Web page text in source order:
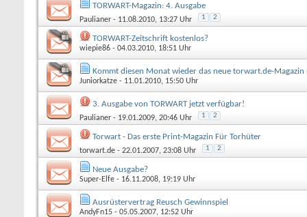
TORWART-Magazin: 4. Ausgabe
Paulianer - 11.08.2010, 13:27 Uhr 1 2
TORWART-Zeitschrift kostenlos?
wiepie86 - 04.03.2010, 18:51 Uhr
Kommt diesen Monat wieder das neue torwart.de-Magazin
Juniorkatze - 11.01.2010, 15:50 Uhr
3. Ausgabe von TORWART jetzt verfügbar!
Paulianer - 19.01.2009, 20:46 Uhr 1 2
Torwart - Das erste Print-Magazin Für Torhüter
torwart.de - 22.01.2007, 23:08 Uhr 1 2
Neue Ausgabe?
Super-Elfe - 16.11.2008, 19:19 Uhr
Ausrüstervertrag Reusch Gewinnspiel
AndyFn15 - 05.05.2007, 12:52 Uhr